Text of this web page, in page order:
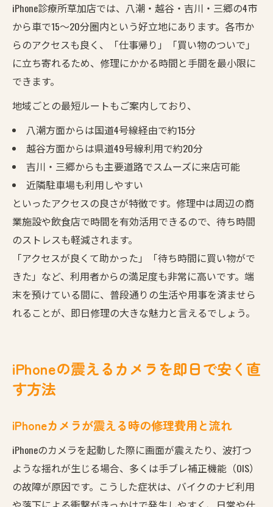
iPhone診療所草加店では、八潮・越谷・吉川・三郷の4市
から車で15〜20分圏内という好立地にあります。各市か
らのアクセスも良く、「仕事帰り」「買い物のついで」
に立ち寄れるため、修理にかかる時間と手間を最小限に
できます。
地域ごとの最短ルートもご案内しており、
八潮方面からは国道4号線経由で約15分
越谷方面からは県道49号線利用で約20分
吉川・三郷からも主要道路でスムーズに来店可能
近隣駐車場も利用しやすい
といったアクセスの良さが特徴です。修理中は周辺の商
業施設や飲食店で時間を有効活用できるので、待ち時間
のストレスも軽減されます。
「アクセスが良くて助かった」「待ち時間に買い物がで
きた」など、利用者からの満足度も非常に高いです。端
末を預けている間に、普段通りの生活や用事を済ませら
れることが、即日修理の大きな魅力と言えるでしょう。
iPhoneの震えるカメラを即日で安く直
す方法
iPhoneカメラが震える時の修理費用と流れ
iPhoneのカメラを起動した際に画面が震えたり、波打つ
ような揺れが生じる場合、多くは手ブレ補正機能（OIS）
の故障が原因です。こうした症状は、バイクのナビ利用